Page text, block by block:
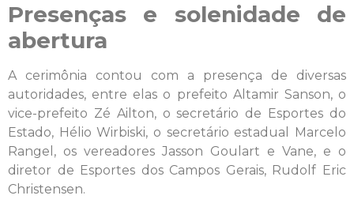
Presenças e solenidade de
abertura
A cerimônia contou com a presença de diversas
autoridades, entre elas o prefeito Altamir Sanson, o
vice-prefeito Zé Ailton, o secretário de Esportes do
Estado, Hélio Wirbiski, o secretário estadual Marcelo
Rangel, os vereadores Jasson Goulart e Vane, e o
diretor de Esportes dos Campos Gerais, Rudolf Eric
Christensen.